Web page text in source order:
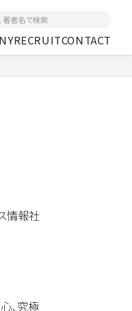
RECRUITCONTACT
情報社
、究極